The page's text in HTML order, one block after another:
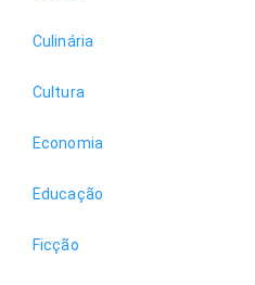
Culinária
Cultura
Economia
Educação
Ficção